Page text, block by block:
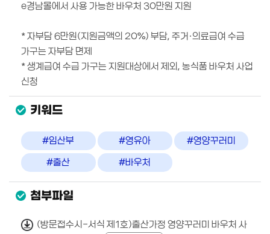
e경남몰에서 사용 가능한 바우처 30만원 지원
* 자부담 6만원(지원금액의 20%) 부담, 주거·의료급여 수급
가구는 자부담 면제
* 생계급여 수급 가구는 지원대상에서 제외, 농식품 바우처 사업
신청
키워드
#임산부 #영유아 #영양꾸러미
#출산 #바우처
첨부파일
(방문접수시-서식 제1호)출산가정 영양꾸러미 바우처 사